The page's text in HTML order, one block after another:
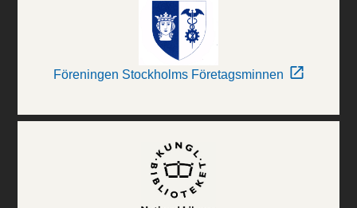
Föreningen Stockholms Företagsminnen